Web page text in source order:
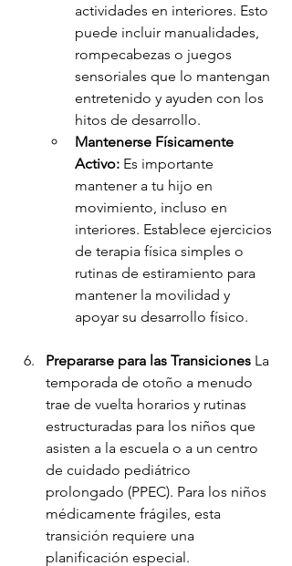
actividades en interiores. Esto
puede incluir manualidades,
rompecabezas o juegos
sensoriales que lo mantengan
entretenido y ayuden con los
hitos de desarrollo.
Mantenerse Físicamente
Activo: Es importante
mantener a tu hijo en
movimiento, incluso en
interiores. Establece ejercicios
de terapia física simples o
rutinas de estiramiento para
mantener la movilidad y
apoyar su desarrollo físico.
Prepararse para las Transiciones La
temporada de otoño a menudo
trae de vuelta horarios y rutinas
estructuradas para los niños que
asisten a la escuela o a un centro
de cuidado pediátrico
prolongado (PPEC). Para los niños
médicamente frágiles, esta
transición requiere una
planificación especial.